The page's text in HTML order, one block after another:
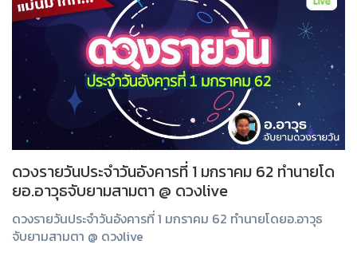
ดวงรายวันประจำวันอังคารที่ 1 มกราคม 62 ทำนายโด
ยอ.อาวุธจับยามสามตา @ ดวงlive
ดวงรายวันประจำวันอังคารที่ 1 มกราคม 62 ทำนายโดยอ.อาวุธ
จับยามสามตา @ ดวงlive